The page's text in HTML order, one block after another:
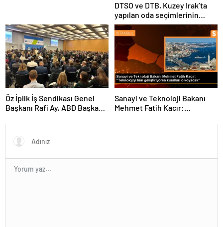
DTSO ve DTB, Kuzey Irak’ta
yapılan oda seçimlerinin
ardından işbirliklerini
güçlendirmek için ziyaretler
gerçekleştirdi
Öz İplik İş Sendikası Genel
Başkanı Rafi Ay, ABD Başkanı
ile görüştü
Sanayi ve Teknoloji Bakanı
Mehmet Fatih Kacır:
kuralları o koyacak”